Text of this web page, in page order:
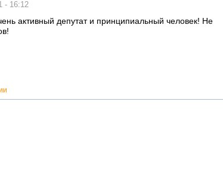
- 16:12
активный депутат и принципиальный человек! Не